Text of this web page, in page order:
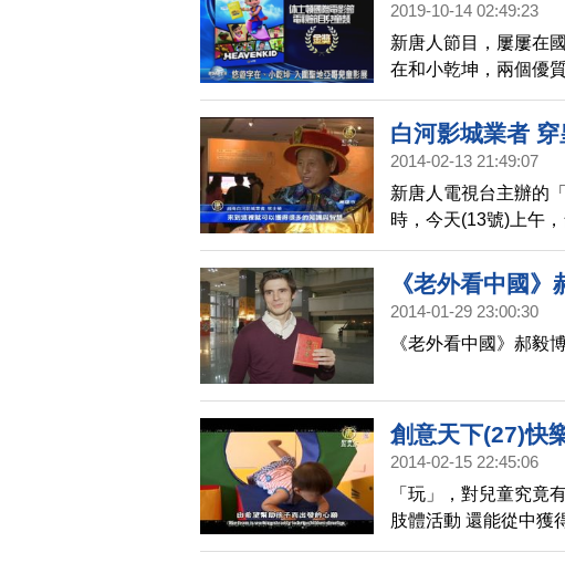
2019-10-14 02:49:23
新唐人節目，屢屢在
在和小乾坤，兩個優
國際兒童影展。這是
休士頓國際電影節「
澳洲奧本兒童及青少
白河影城業者
2014-02-13 21:49:07
新唐人電視台主辦的
時，今天(13號)上午
互動大展，業者還特
相當驚訝。
《老外看中國
2014-01-29 23:00:30
《老外看中國》郝毅
創意天下(27)快
2014-02-15 22:45:06
「玩」，對兒童究竟
肢體活動 還能從中獲